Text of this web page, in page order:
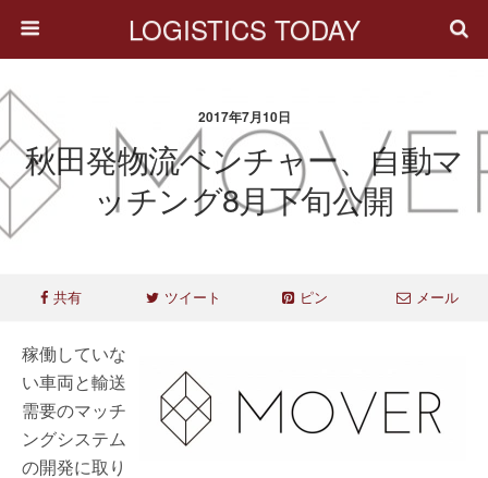
LOGISTICS TODAY
2017年7月10日
秋田発物流ベンチャー、自動マ
ッチング8月下旬公開
共有 ツイート ピン メール
稼働していな
い車両と輸送
需要のマッチ
ングシステム
の開発に取り